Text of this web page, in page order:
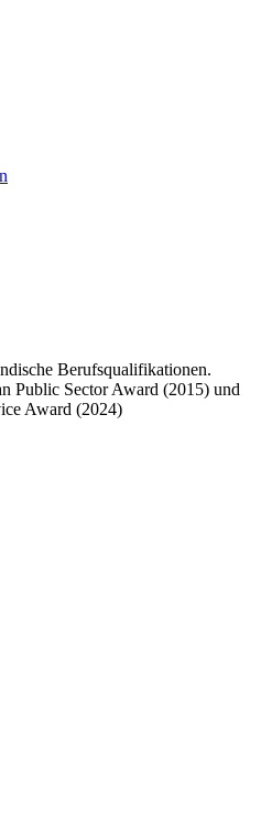
Berufsqualifikationen.
Public Sector Award (2015) und
Award (2024)